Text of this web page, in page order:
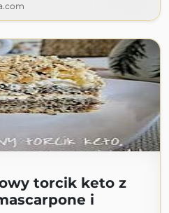
torcik keto z
i